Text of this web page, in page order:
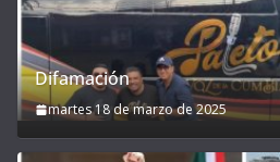
Difamación
martes 18 de marzo de 2025